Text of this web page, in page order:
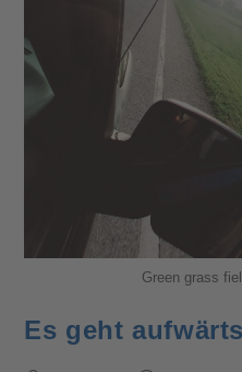
Green grass
Es geht aufwärts